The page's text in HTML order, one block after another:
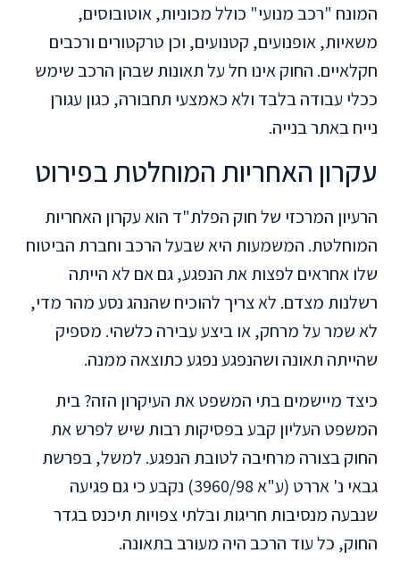
המונח "רכב מנועי" כולל מכוניות, אוטובוסים,
משאיות, אופנועים, קטנועים, וכן טרקטורים ורכבים
חקלאיים. החוק אינו חל על תאונות שבהן הרכב שימש
ככלי עבודה בלבד ולא כאמצעי תחבורה, כגון עגורן
נייח באתר בנייה.
עקרון האחריות המוחלטת בפירוט
הרעיון המרכזי של חוק הפלת"ד הוא עקרון האחריות
המוחלטת. המשמעות היא שבעל הרכב וחברת הביטוח
שלו אחראים לפצות את הנפגע, גם אם לא הייתה
רשלנות מצדם. לא צריך להוכיח שהנהג נסע מהר מדי,
לא שמר על מרחק, או ביצע עבירה כלשהי. מספיק
שהייתה תאונה ושהנפגע נפגע כתוצאה ממנה.
כיצד מיישמים בתי המשפט את העיקרון הזה? בית
המשפט העליון קבע בפסיקות רבות שיש לפרש את
החוק בצורה מרחיבה לטובת הנפגע. למשל, בפרשת
גבאי נ' אררט (ע"א 3960/98) נקבע כי גם פגיעה
שנבעה מנסיבות חריגות ובלתי צפויות תיכנס בגדר
החוק, כל עוד הרכב היה מעורב בתאונה.